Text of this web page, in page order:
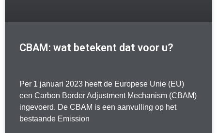
CBAM: wat betekent dat voor u?
Per 1 januari 2023 heeft de Europese Unie (EU)
een Carbon Border Adjustment Mechanism (CBAM)
ingevoerd. De CBAM is een aanvulling op het
bestaande Emission